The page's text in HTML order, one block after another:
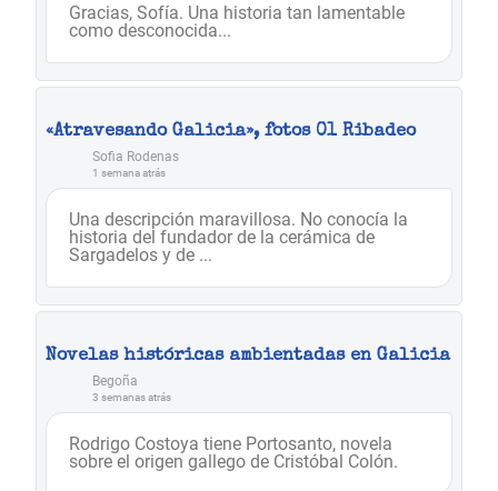
Gracias, Sofía. Una historia tan lamentable
como desconocida...
«Atravesando Galicia», fotos 01 Ribadeo
Sofia Rodenas
1 semana atrás
Una descripción maravillosa. No conocía la
historia del fundador de la cerámica de
Sargadelos y de ...
Novelas históricas ambientadas en Galicia
Begoña
3 semanas atrás
Rodrigo Costoya tiene Portosanto, novela
sobre el origen gallego de Cristóbal Colón.